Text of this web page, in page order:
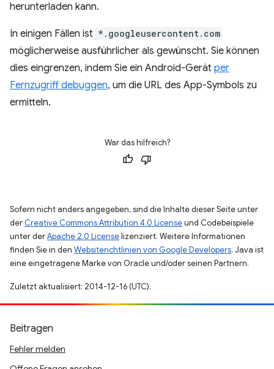
herunterladen kann.
In einigen Fällen ist *.googleusercontent.com
möglicherweise ausführlicher als gewünscht. Sie können
dies eingrenzen, indem Sie ein Android-Gerät per
Fernzugriff debuggen, um die URL des App-Symbols zu
ermitteln.
War das hilfreich?
Sofern nicht anders angegeben, sind die Inhalte dieser Seite unter
der Creative Commons Attribution 4.0 Licenseund Codebeispiele
unter derApache 2.0 Licenselizenziert. Weitere Informationen
finden Sie in den Websiterichtlinien von Google Developers. Java ist
eine eingetragene Marke von Oracle und/oder seinen Partnern.
Zuletzt aktualisiert: 2014-12-16 (UTC).
Beitragen
Fehler melden